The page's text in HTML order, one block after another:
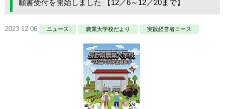
願書受付を開始しました 【12／6～12／20まで】
2023.12.06 ニュース 農業大学校だより 実践経営者コース